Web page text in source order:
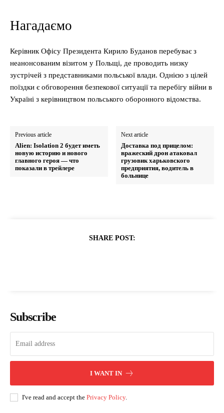
Нагадаємо
Керівник Офісу Президента Кирило Буданов перебуває з
неанонсованим візитом у Польщі, де проводить низку
зустрічей з представниками польської влади. Однією з цілей
поїздки є обговорення безпекової ситуації та перебігу війни в
Україні з керівництвом польського оборонного відомства.
Previous article
Alien: Isolation 2 будет иметь
новую историю и нового
главного героя — что
показали в трейлере
Next article
Доставка под прицелом:
вражеский дрон атаковал
грузовик харьковского
предприятия, водитель в
больнице
SHARE POST:
Subscribe
I WANT IN
I've read and accept the Privacy Policy.